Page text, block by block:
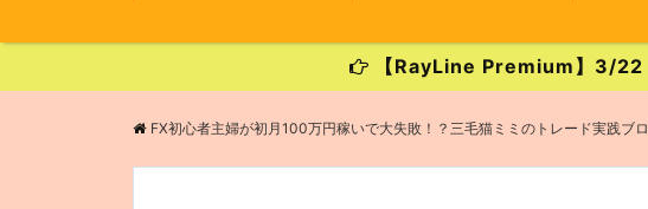
【RayLine Premium】3/22
FX初心者主婦が初月100万円稼いで大失敗！？三毛猫ミミのトレード実践ブ